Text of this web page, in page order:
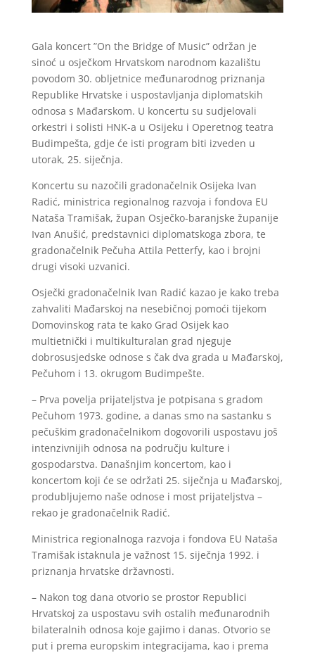
Gala koncert ”On the Bridge of Music” održan je
sinoć u osječkom Hrvatskom narodnom kazalištu
povodom 30. obljetnice međunarodnog priznanja
Republike Hrvatske i uspostavljanja diplomatskih
odnosa s Mađarskom. U koncertu su sudjelovali
orkestri i solisti HNK-a u Osijeku i Operetnog teatra
Budimpešta, gdje će isti program biti izveden u
utorak, 25. siječnja.
Koncertu su nazočili gradonačelnik Osijeka Ivan
Radić, ministrica regionalnog razvoja i fondova EU
Nataša Tramišak, župan Osječko-baranjske županije
Ivan Anušić, predstavnici diplomatskoga zbora, te
gradonačelnik Pečuha Attila Petterfy, kao i brojni
drugi visoki uzvanici.
Osječki gradonačelnik Ivan Radić kazao je kako treba
zahvaliti Mađarskoj na nesebičnoj pomoći tijekom
Domovinskog rata te kako Grad Osijek kao
multietnički i multikulturalan grad njeguje
dobrosusjedske odnose s čak dva grada u Mađarskoj,
Pečuhom i 13. okrugom Budimpešte.
– Prva povelja prijateljstva je potpisana s gradom
Pečuhom 1973. godine, a danas smo na sastanku s
pečuškim gradonačelnikom dogovorili uspostavu još
intenzivnijih odnosa na području kulture i
gospodarstva. Današnjim koncertom, kao i
koncertom koji će se održati 25. siječnja u Mađarskoj,
produbljujemo naše odnose i most prijateljstva –
rekao je gradonačelnik Radić.
Ministrica regionalnoga razvoja i fondova EU Nataša
Tramišak istaknula je važnost 15. siječnja 1992. i
priznanja hrvatske državnosti.
– Nakon tog dana otvorio se prostor Republici
Hrvatskoj za uspostavu svih ostalih međunarodnih
bilateralnih odnosa koje gajimo i danas. Otvorio se
put i prema europskim integracijama, kao i prema